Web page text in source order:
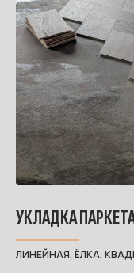
УКЛАДКА
ЛИНЕЙНАЯ, ЁЛКА,